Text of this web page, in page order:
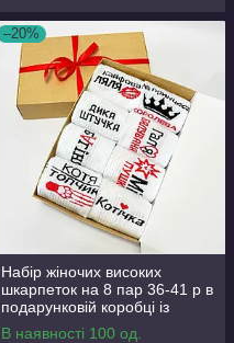
–20%
Набір жіночих високих
шкарпеток на 8 пар 36-41 р в
подарунковій коробці із
стрічкою
В наявності 100 од.